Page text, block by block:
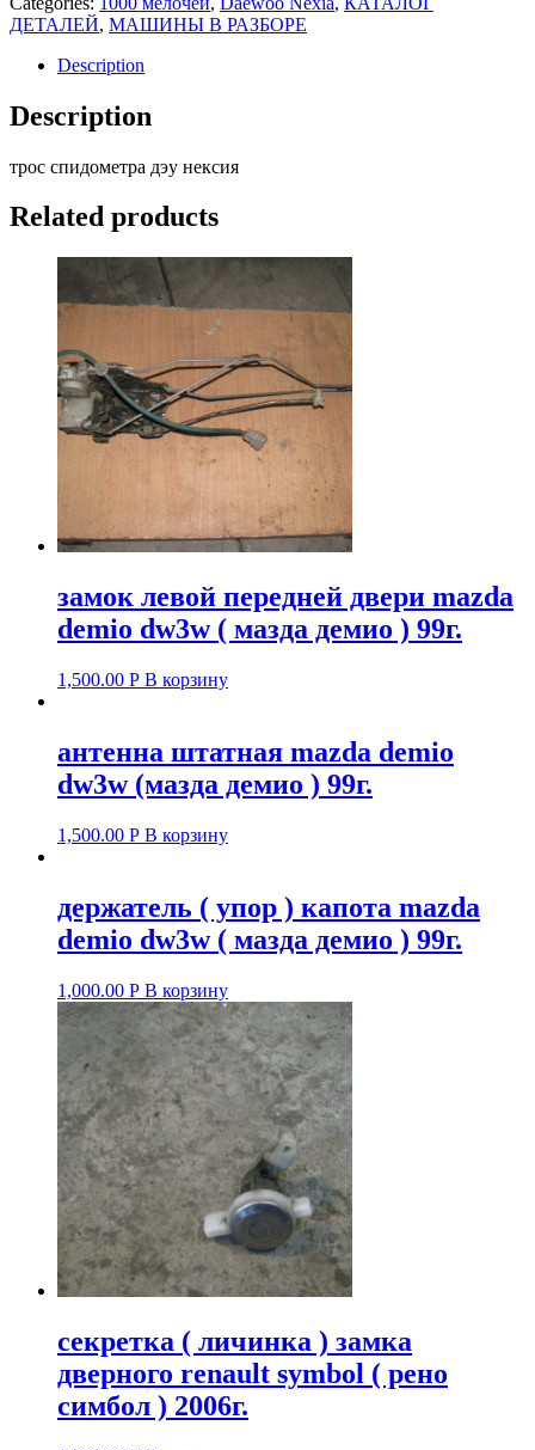
nexia
(
нексия
)
quantity
ДЕТАЛЕЙ, МАШИНЫ В РАЗБОРЕ
Description
Description
трос спидометра дэу нексия
Related products
замок левой передней двери mazda
demio dw3w ( мазда демио ) 99г.
1,500.00 Р В корзину
антенна штатная mazda demio
dw3w (мазда демио ) 99г.
1,500.00 Р В корзину
держатель ( упор ) капота mazda
demio dw3w ( мазда демио ) 99г.
1,000.00 Р В корзину
секретка ( личинка ) замка
дверного renault symbol ( рено
симбол ) 2006г.